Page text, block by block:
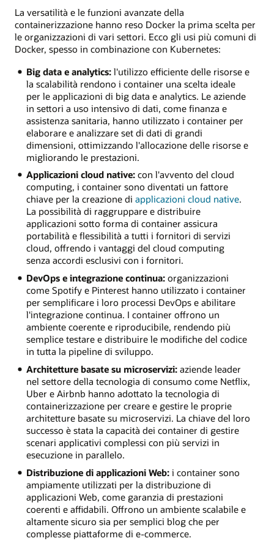
La versatilità e le funzioni avanzate della
containerizzazione hanno reso Docker la prima scelta per
le organizzazioni di vari settori. Ecco gli usi più comuni di
Docker, spesso in combinazione con Kubernetes:
Big data e analytics:l'utilizzo efficiente delle risorse e
la scalabilità rendono i container una scelta ideale
per le applicazioni di big data e analytics. Le aziende
in settori a uso intensivo di dati, come finanza e
assistenza sanitaria, hanno utilizzato i container per
elaborare e analizzare set di dati di grandi
dimensioni, ottimizzando l'allocazione delle risorse e
migliorando le prestazioni.
Applicazioni cloud native:con l'avvento del cloud
computing, i container sono diventati un fattore
chiave per la creazione di applicazioni cloud native.
La possibilità di raggruppare e distribuire
applicazioni sotto forma di container assicura
portabilità e flessibilità a tutti i fornitori di servizi
cloud, offrendo i vantaggi del cloud computing
senza accordi esclusivi con i fornitori.
DevOps e integrazione continua:organizzazioni
come Spotify e Pinterest hanno utilizzato i container
per semplificare i loro processi DevOps e abilitare
l'integrazione continua. I container offrono un
ambiente coerente e riproducibile, rendendo più
semplice testare e distribuire le modifiche del codice
in tutta la pipeline di sviluppo.
Architetture basate su microservizi:aziende leader
nel settore della tecnologia di consumo come Netflix,
Uber e Airbnb hanno adottato la tecnologia di
containerizzazione per creare e gestire le proprie
architetture basate su microservizi. La chiave del loro
successo è stata la capacità dei container di gestire
scenari applicativi complessi con più servizi in
esecuzione in parallelo.
Distribuzione di applicazioni Web:i container sono
ampiamente utilizzati per la distribuzione di
applicazioni Web, come garanzia di prestazioni
coerenti e affidabili. Offrono un ambiente scalabile e
altamente sicuro sia per semplici blog che per
complesse piattaforme di e-commerce.